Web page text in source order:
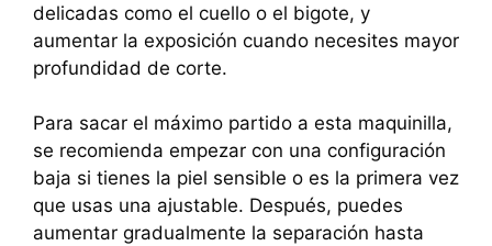
delicadas como el cuello o el bigote, y
aumentar la exposición cuando necesites mayor
profundidad de corte.
Para sacar el máximo partido a esta maquinilla,
se recomienda empezar con una configuración
baja si tienes la piel sensible o es la primera vez
que usas una ajustable. Después, puedes
aumentar gradualmente la separación hasta